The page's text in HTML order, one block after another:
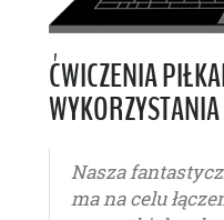
ĆWICZENIA
Nasza
ma na celu